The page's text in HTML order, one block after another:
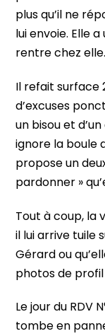
plus qu’il ne
lui envoie. Elle
rentre chez elle.
Il refait surface
d’excuses
un bisou et
ignore la boule
propose un
pardonner »
Tout à coup, la
il lui arrive tuile
Gérard ou
photos de
Le jour du RDV
tombe en